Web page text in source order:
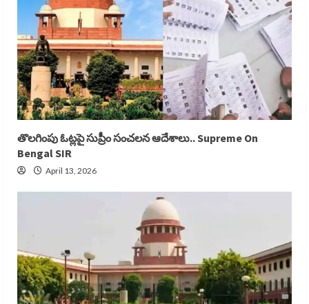
తొలగింపు ఓట్లపై సుప్రీం సంచలన ఆదేశాలు.. Supreme On
Bengal SIR
April 13, 2026